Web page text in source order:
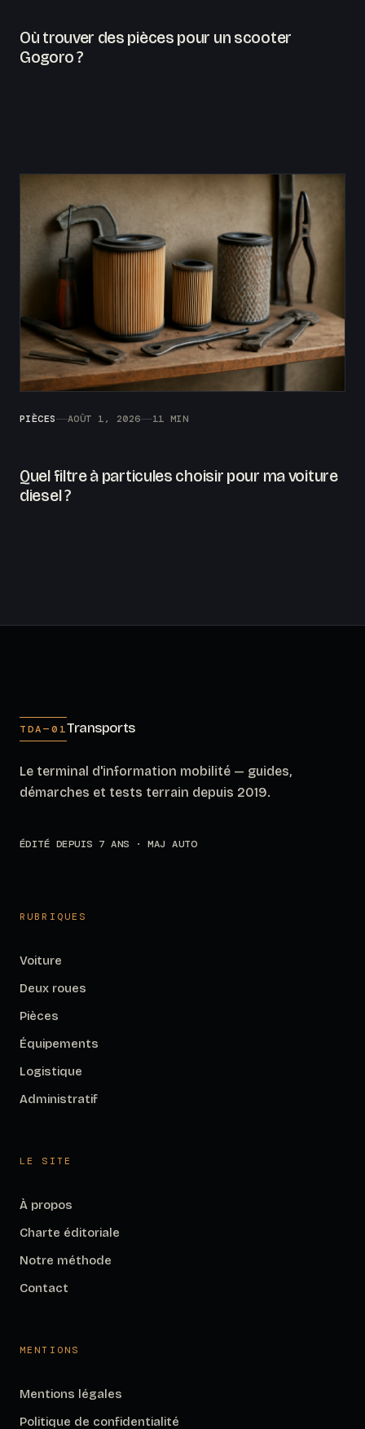
Où trouver des pièces pour un scooter
Gogoro ?
PIÈCES AOÛT 1, 2026 11 MIN
Quel filtre à particules choisir pour ma voiture
diesel ?
TDA—01Transports
Le terminal d'information mobilité — guides,
démarches et tests terrain depuis 2019.
ÉDITÉ DEPUIS 7 ANS · MAJ AUTO
RUBRIQUES
Voiture
Deux roues
Pièces
Équipements
Logistique
Administratif
LE SITE
À propos
Charte éditoriale
Notre méthode
Contact
MENTIONS
Mentions légales
Politique de confidentialité